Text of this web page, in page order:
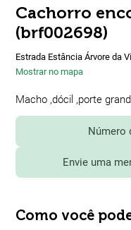
Cachorro
(brf002698)
Estrada Estância Árvore da
Mostrar no mapa
Macho ,dócil ,porte
Número
Envie uma
Como você